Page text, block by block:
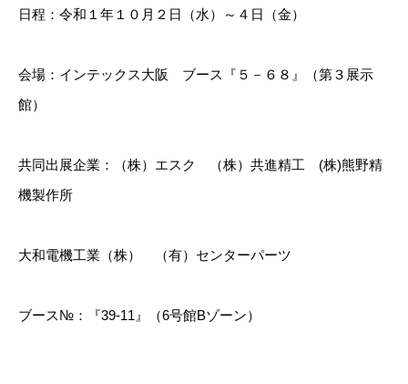
日程：令和１年１０月２日（水）～４日（金）
会場：インテックス大阪 ブース『５－６８』（第３展示
館）
共同出展企業：（株）エスク （株）共進精工 (株)熊野精
機製作所
大和電機工業（株） （有）センターパーツ
ブース№：『39-11』（6号館Bゾーン）